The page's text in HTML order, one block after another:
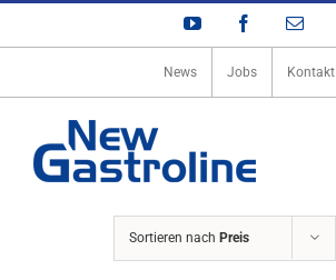
Zum
YouTube Facebook
E-
News Jobs Kontakt
Sortieren nach Preis